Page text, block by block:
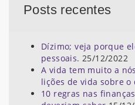
Posts recentes
Dízimo; veja porque
pessoais. 25/12/2022
A vida tem muito a
lições de vida sobre
10 regras nas